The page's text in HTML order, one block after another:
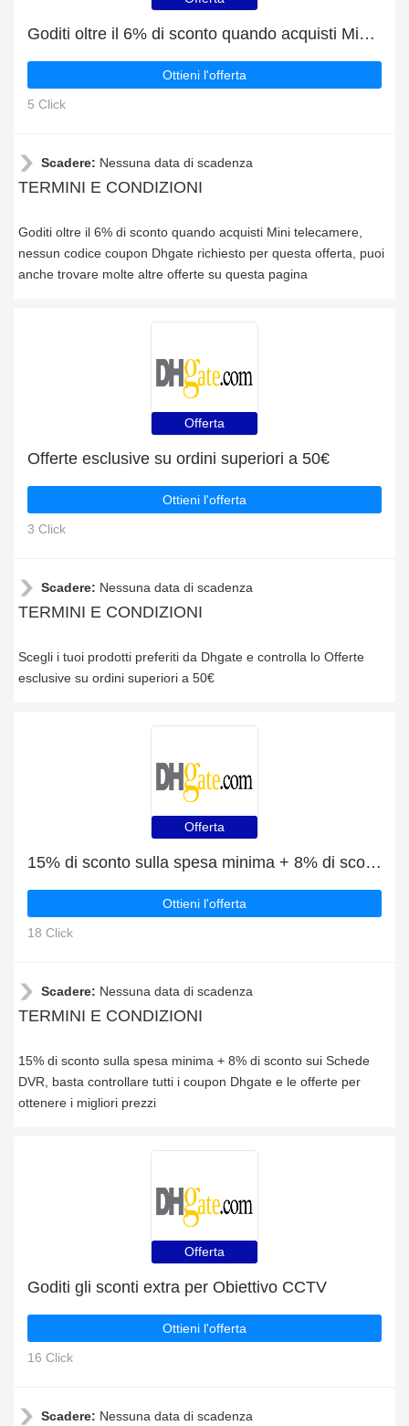
Goditi oltre il 6% di sconto quando acquisti Mini telecamere
Ottieni l'offerta
5 Click
Scadere: Nessuna data di scadenza
TERMINI E CONDIZIONI
Goditi oltre il 6% di sconto quando acquisti Mini telecamere,
nessun codice coupon Dhgate richiesto per questa offerta, puoi
anche trovare molte altre offerte su questa pagina
Offerta
Offerte esclusive su ordini superiori a 50€
Ottieni l'offerta
3 Click
Scadere: Nessuna data di scadenza
TERMINI E CONDIZIONI
Scegli i tuoi prodotti preferiti da Dhgate e controlla lo Offerte
esclusive su ordini superiori a 50€
Offerta
15% di sconto sulla spesa minima + 8% di sconto sui Schede DVR
Ottieni l'offerta
18 Click
Scadere: Nessuna data di scadenza
TERMINI E CONDIZIONI
15% di sconto sulla spesa minima + 8% di sconto sui Schede
DVR, basta controllare tutti i coupon Dhgate e le offerte per
ottenere i migliori prezzi
Offerta
Goditi gli sconti extra per Obiettivo CCTV
Ottieni l'offerta
16 Click
Scadere: Nessuna data di scadenza